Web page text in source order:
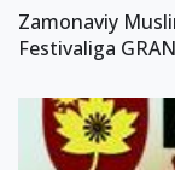
Zamonaviy
Festivaliga